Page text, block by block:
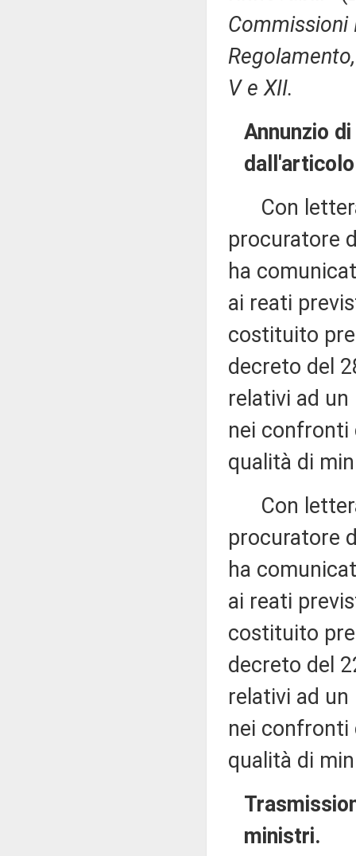
Commissioni
V e XII.
Annunzio
Con
procuratore
ha
ai reati
costituito
decreto del
relativi ad
nei confronti
qualità di
Con
procuratore
ha
ai reati
costituito
decreto del
relativi ad
nei confronti
qualità di
ministri.